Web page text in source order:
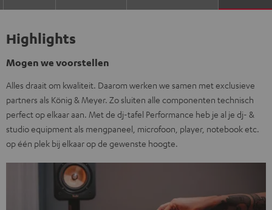
Highlights
Mogen we voorstellen
Alles draait om kwaliteit. Daarom werken we samen met exclusieve
partners als König & Meyer. Zo sluiten alle componenten technisch
perfect op elkaar aan. Met de dj-tafel Performance heb je al je dj- &
studio equipment als mengpaneel, microfoon, player, notebook etc.
op één plek bij elkaar op de gewenste hoogte.